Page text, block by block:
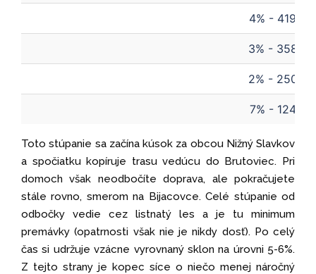
4% - 419m
3% - 358m
2% - 250m
7% - 124m
Toto stúpanie sa začína kúsok za obcou Nižný Slavkov
a spočiatku kopíruje trasu vedúcu do Brutoviec. Pri
domoch však neodbočíte doprava, ale pokračujete
stále rovno, smerom na Bijacovce. Celé stúpanie od
odbočky vedie cez listnatý les a je tu minimum
premávky (opatrnosti však nie je nikdy dosť). Po celý
čas si udržuje vzácne vyrovnaný sklon na úrovni 5-6%.
Z tejto strany je kopec síce o niečo menej náročný